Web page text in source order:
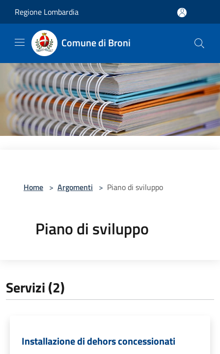
Regione Lombardia
Comune di Broni
Home > Argomenti > Piano di sviluppo
Piano di sviluppo
Servizi (2)
Installazione di dehors concessionati